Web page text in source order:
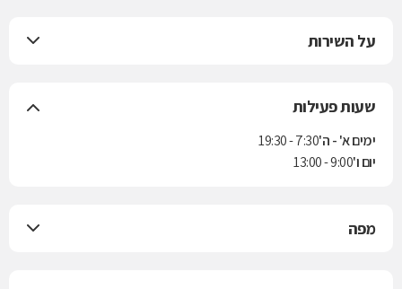
על השירות
שעות פעילות
ימים א' - ה'7:30 - 19:30
יום ו'9:00 - 13:00
מפה